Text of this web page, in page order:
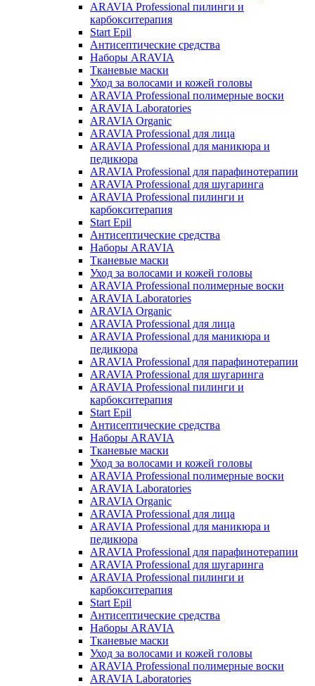
ARAVIA Professional пилинги и
карбокситерапия
Start Epil
Антисептические средства
Наборы ARAVIA
Тканевые маски
Уход за волосами и кожей головы
ARAVIA Professional полимерные воски
ARAVIA Laboratories
ARAVIA Organic
ARAVIA Professional для лица
ARAVIA Professional для маникюра и
педикюра
ARAVIA Professional для парафинотерапии
ARAVIA Professional для шугаринга
ARAVIA Professional пилинги и
карбокситерапия
Start Epil
Антисептические средства
Наборы ARAVIA
Тканевые маски
Уход за волосами и кожей головы
ARAVIA Professional полимерные воски
ARAVIA Laboratories
ARAVIA Organic
ARAVIA Professional для лица
ARAVIA Professional для маникюра и
педикюра
ARAVIA Professional для парафинотерапии
ARAVIA Professional для шугаринга
ARAVIA Professional пилинги и
карбокситерапия
Start Epil
Антисептические средства
Наборы ARAVIA
Тканевые маски
Уход за волосами и кожей головы
ARAVIA Professional полимерные воски
ARAVIA Laboratories
ARAVIA Organic
ARAVIA Professional для лица
ARAVIA Professional для маникюра и
педикюра
ARAVIA Professional для парафинотерапии
ARAVIA Professional для шугаринга
ARAVIA Professional пилинги и
карбокситерапия
Start Epil
Антисептические средства
Наборы ARAVIA
Тканевые маски
Уход за волосами и кожей головы
ARAVIA Professional полимерные воски
ARAVIA Laboratories